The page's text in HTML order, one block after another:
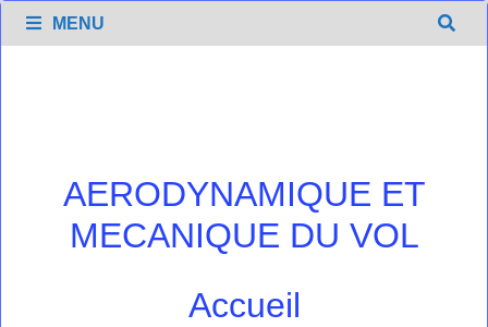
Passer
au
MENU
AERODYNAMIQUE ET
MECANIQUE DU VOL
Accueil